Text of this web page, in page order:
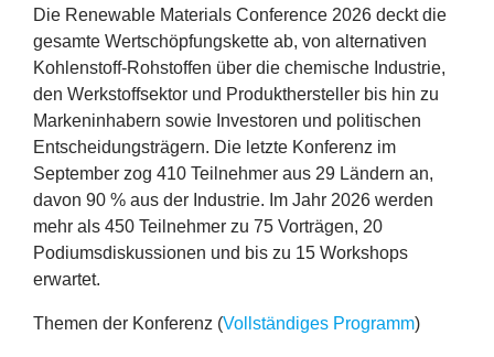
Die Renewable Materials Conference 2026 deckt die
gesamte Wertschöpfungskette ab, von alternativen
Kohlenstoff-Rohstoffen über die chemische Industrie,
den Werkstoffsektor und Produkthersteller bis hin zu
Markeninhabern sowie Investoren und politischen
Entscheidungsträgern. Die letzte Konferenz im
September zog 410 Teilnehmer aus 29 Ländern an,
davon 90 % aus der Industrie. Im Jahr 2026 werden
mehr als 450 Teilnehmer zu 75 Vorträgen, 20
Podiumsdiskussionen und bis zu 15 Workshops
erwartet.
Themen der Konferenz (Vollständiges Programm)